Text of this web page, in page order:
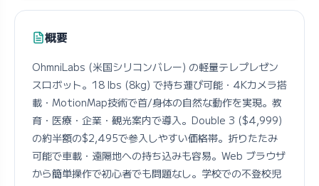
概要
OhmniLabs (米国シリコンバレー) の軽量テレプレゼン
スロボット。18 lbs (8kg) で持ち運び可能・4Kカメラ搭
載・MotionMap技術で首/身体の自然な動作を実現。教
育・医療・企業・観光案内で導入。Double 3 ($4,999)
の約半額の$2,495で参入しやすい価格帯。折りたたみ
可能で車載・遠隔地への持ち込みも容易。Web ブラウザ
から簡単操作で初心者でも問題なし。学校での不登校児